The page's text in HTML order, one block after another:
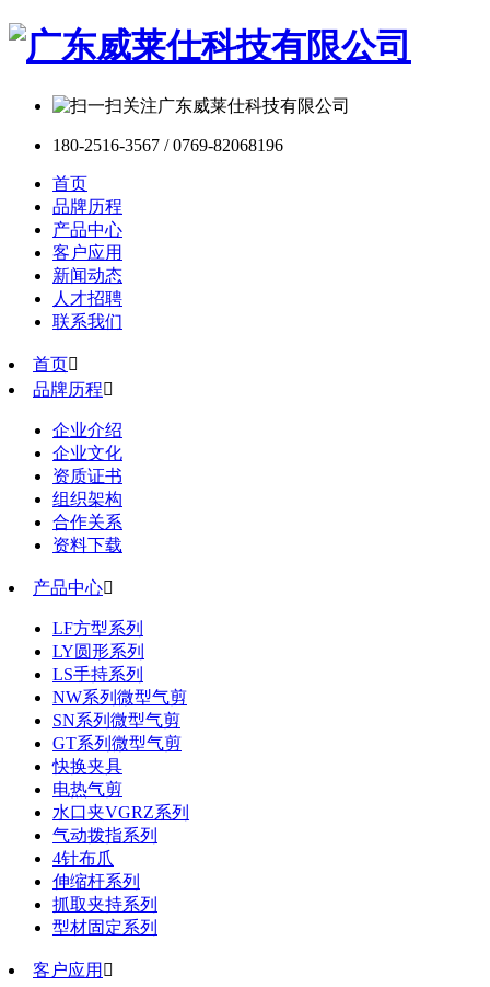
180-2516-3567 / 0769-82068196
首页
品牌历程
产品中心
客户应用
新闻动态
人才招聘
联系我们
首页
品牌历程
企业介绍
企业文化
资质证书
组织架构
合作关系
资料下载
产品中心
LF方型系列
LY圆形系列
LS手持系列
NW系列微型气剪
SN系列微型气剪
GT系列微型气剪
快换夹具
电热气剪
水口夹VGRZ系列
气动拨指系列
4针布爪
伸缩杆系列
抓取夹持系列
型材固定系列
客户应用 